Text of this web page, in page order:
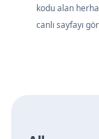
kodu alan
canlı sayfayı